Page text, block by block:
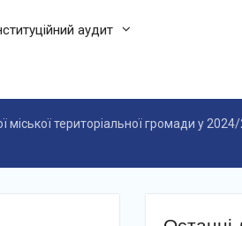
аудит
міської територіальної громади у